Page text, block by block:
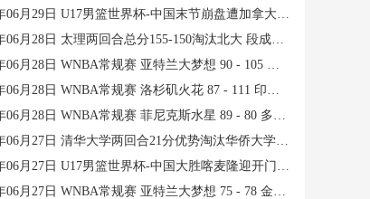
月29日 U17男篮世界杯-中国末节崩盘遭加拿大逆转 狂丢40个后场篮板
月28日 太理两回合总分155-150淘汰北大 段成果21分 邓奕豪空砍24+8
月28日 WNBA常规赛 亚特兰大梦想 90 - 105 西雅图风暴 全场集锦
月28日 WNBA常规赛 洛杉矶火花 87 - 111 印第安纳狂热 全场集锦
月28日 WNBA常规赛 菲尼克斯水星 89 - 80 多伦多节奏 全场集锦
月27日 清华大学两回合21分优势淘汰华侨大学 郑君豪16分 虎建国23分
月27日 U17男篮世界杯-中国大胜喀麦隆迎开门红 张懿赵杰23+6
月27日 WNBA常规赛 亚特兰大梦想 75 - 78 金州女武神 全场集锦